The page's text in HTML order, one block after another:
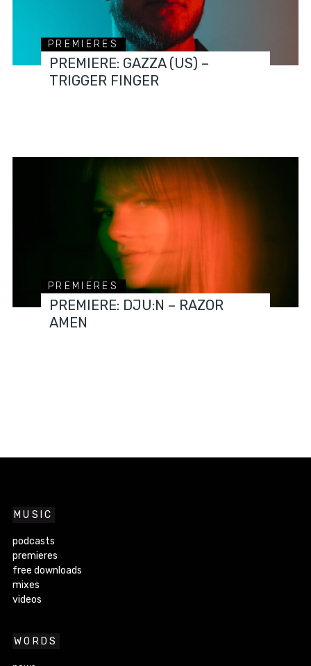
PREMIERES
PREMIERE: GAZZA (US) –
TRIGGER FINGER
PREMIERES
PREMIERE: DJU:N – RAZOR
AMEN
MUSIC
podcasts
premieres
free downloads
mixes
videos
WORDS